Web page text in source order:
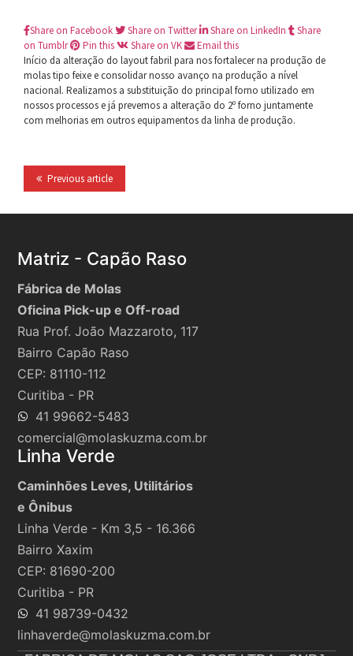
Share on Facebook Share on Twitter Share on LinkedIn
Share
on Tumblr
Pin this Share on VK
Email this
Início da alteração do layout fabril para nos fortalecer na produção de
molas tipo feixe e consolidar nosso avanço na produção a nível
nacional. Realizamos a substituição do principal forno utilizado em
nossos processos e já prevemos a alteração do 2º forno juntamente
com melhorias em outros equipamentos da linha de produção.
Previous article
Matriz - Capão Raso
Fábrica de Molas
Oficina Pick-up e Off-road
Rua Prof. João Mazzaroto, 117
Bairro Capão Raso
CEP: 81110-112
Curitiba - PR
41 99662-5483
comercial@molaskuzma.com.br
Linha Verde
Caminhões Leves, Utilitários
e Ônibus
Linha Verde - Km 3,5 - 16.366
Bairro Xaxim
CEP: 81690-200
Curitiba - PR
41 98739-0432
linhaverde@molaskuzma.com.br